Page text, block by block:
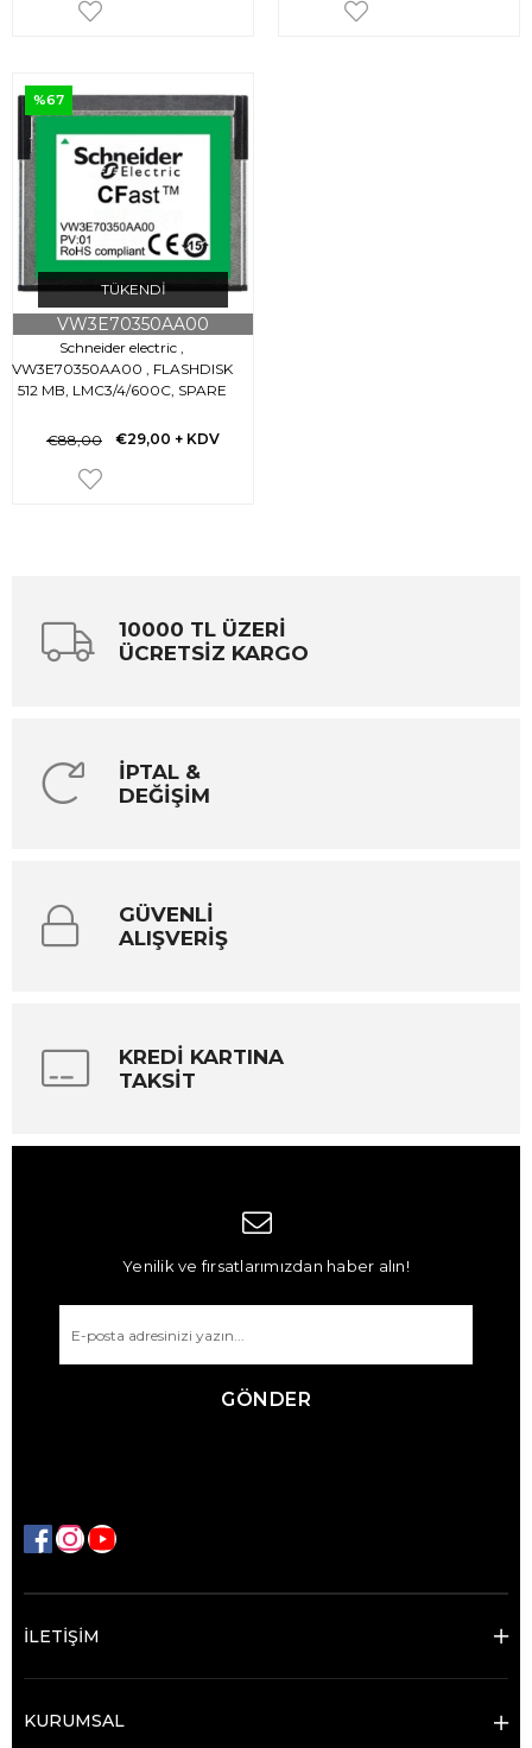
TÜKENDI
Schneider electric ,
VW3E70350AA00 , FLASHDISK
512 MB, LMC3/4/600C, SPARE
VW3E70350AA00
€29,00 + KDV
€88,00
%67
10000 TL ÜZERİ
ÜCRETSİZ KARGO
İPTAL &
DEĞİŞİM
GÜVENLİ
ALIŞVERİŞ
KREDİ KARTINA
TAKSİT
Yenilik ve fırsatlarımızdan haber alın!
GÖNDER
İLETİŞİM
KURUMSAL